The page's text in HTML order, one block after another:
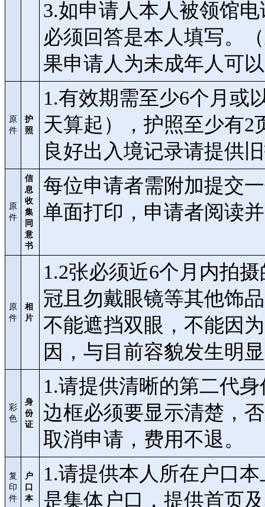
3.如申请人本人被领馆
必须回答是本人填写。
果申请人为未成年人可
原
件
护
照
1.有效期需至少6个月或
天算起），护照至少有2
良好出入境记录请提供
原
件
信
息
收
集
同
意
书
每位申请者需附加提交
单面打印，申请者阅读
原
件
相
片
1.2张必须近6个月内拍
冠且勿戴眼镜等其他饰
不能遮挡双眼，不能因
因，与目前容貌发生明
彩
色
身
份
证
1.请提供清晰的第二代
边框必须要显示清楚，
取消申请，费用不退。
复
印
件
户
口
本
1.请提供本人所在户口
是集体户口，提供首页